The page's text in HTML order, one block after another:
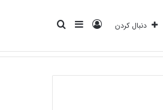
برای
سایدبار ورود
دنبال کردن